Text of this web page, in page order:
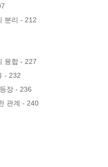
분리 - 212
융합 - 227
- 232
장 - 236
관계 - 240